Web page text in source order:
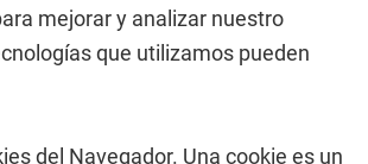
mejorar y analizar nuestro
que utilizamos pueden
del Navegador. Una cookie es un